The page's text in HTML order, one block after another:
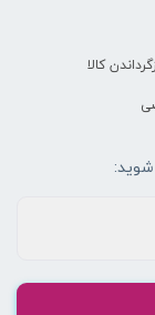
کالا
شوید: